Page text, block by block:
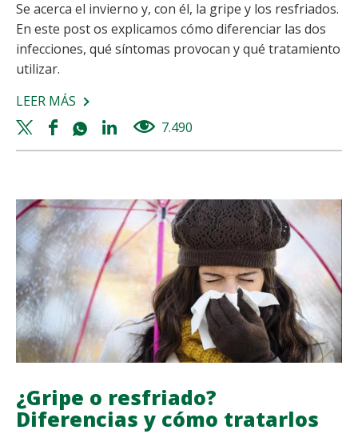
Se acerca el invierno y, con él, la gripe y los resfriados.
En este post os explicamos cómo diferenciar las dos
infecciones, qué síntomas provocan y qué tratamiento
utilizar.
LEER MÁS SOBRE
GRIPE
VS.
Twitter
share
Facebook
share
Whatsapp
share
Linkedin
share
7.490
¿Gripe o resfriado?
Diferencias y cómo tratarlos